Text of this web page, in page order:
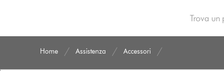
Cerca
Home Assistenza Accessori